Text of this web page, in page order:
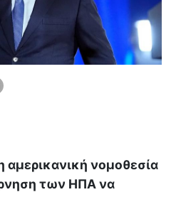
αμερικανική νομοθεσία
των ΗΠΑ να